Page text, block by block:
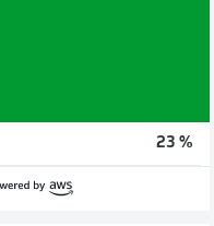
23 %